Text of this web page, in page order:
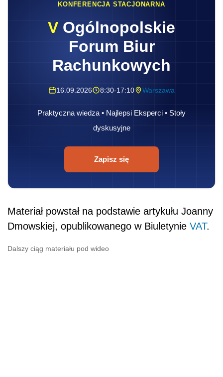
KONFERENCJA STACJONARNA
V Ogólnopolskie
Forum Biur
Rachunkowych
16.09.2026 8:30-17:10 Warszawa
Praktyczna wiedza • Najlepsi Eksperci • Stoły
dyskusyjne
Zapisz się
Materiał powstał na podstawie artykułu Joanny
Dmowskiej, opublikowanego w Biuletynie VAT.
Dalszy ciąg materiału pod wideo